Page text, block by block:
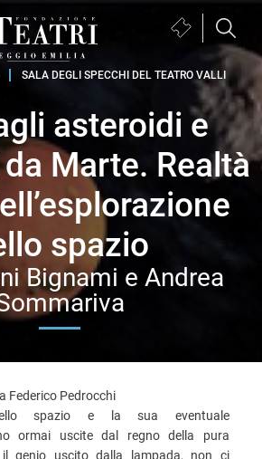
Biglietteria
apre
in
una
nuova
finestra)
SALA DEGLI SPECCHI DEL TEATRO VALLI
asteroidi e
Marte. Realtà
spazio
Bignami e Andrea
Federico Pedrocchi
dello spazio e la sua eventuale
ormai uscite dal regno della pura
genio uscito dalla lampada, non ci